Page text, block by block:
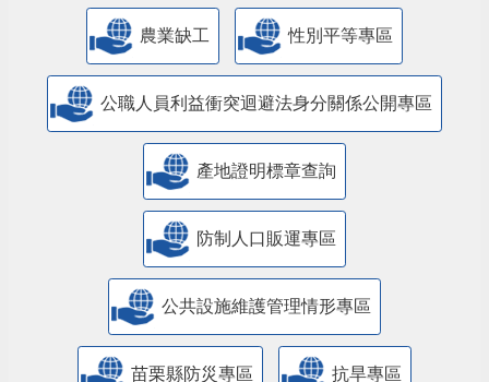
農業缺工 性別平等專區
公職人員利益衝突迴避法身分關係公開專區
產地證明標章查詢
防制人口販運專區
​公共設施維護管理情形專區
苗栗縣防災專區 抗旱專區